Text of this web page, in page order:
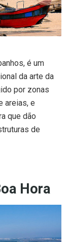
é um
da arte da
por zonas
areias, e
que dão
de
Hora